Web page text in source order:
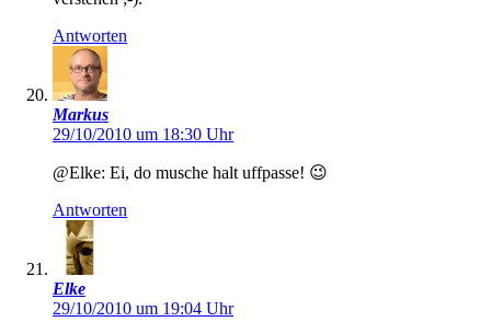
Antworten
Markus
29/10/2010 um 18:30 Uhr
@Elke: Ei, do musche halt uffpasse! 😉
Antworten
Elke
29/10/2010 um 19:04 Uhr